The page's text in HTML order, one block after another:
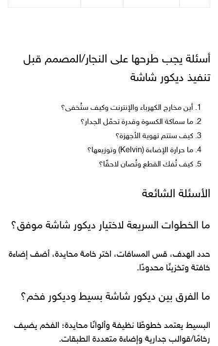
أسئلة يجب طرحها على النجار/المصمم قبل
تنفيذ ديكور شاشة
أين مخارج الكهرباء والإنترنت وكيف ستُخفى؟
ما سماكة الكسوة وقدرة تحمّل الجدار؟
كيف ستتم تهوية الأجهزة؟
ما حرارة الإضاءة (Kelvin) وتوزيعها؟
كيف تُفك القطع وتُصان لاحقًا؟
الأسئلة الشائعة
ما الخطوات السريعة لاختيار ديكور شاشة موفق؟
حدد الهدف، قس المسافات، اختر خامة محايدة، أضف إضاءة
خافتة وتخزينًا محدودًا.
ما الفرق بين ديكور شاشة بسيط وديكور فخم؟
البسيط يعتمد خطوطًا نظيفة وألوانًا محايدة؛ الفخم يضيف
رخامًا/قوالب جدارية وإضاءة متعددة الطبقات.